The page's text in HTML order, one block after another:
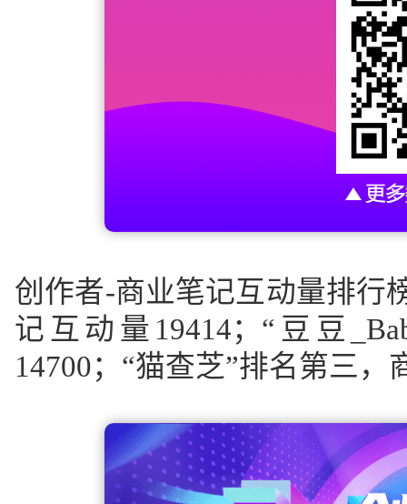
创作者-商业笔记互动量排行
记互动量19414；“豆豆
14700；“猫查芝”排名第三，